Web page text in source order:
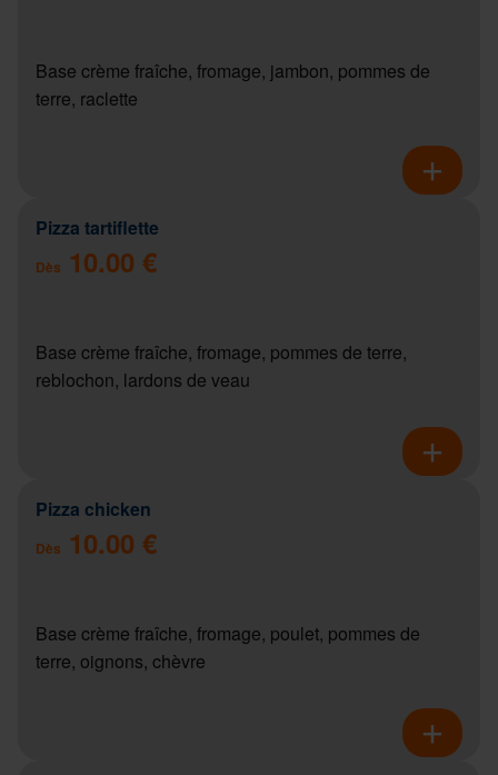
Base crème fraîche, fromage, jambon, pommes de
terre, raclette
Pizza tartiflette
Dès 10.00 €
Base crème fraîche, fromage, pommes de terre,
reblochon, lardons de veau
Pizza chicken
Dès 10.00 €
Base crème fraîche, fromage, poulet, pommes de
terre, oignons, chèvre